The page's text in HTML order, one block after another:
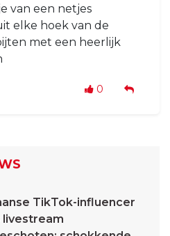
van een netjes
elke hoek van de
met een heerlijk
0
TikTok-influencer